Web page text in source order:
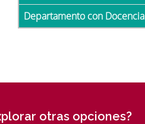
Departamento con Docencia
otras opciones?